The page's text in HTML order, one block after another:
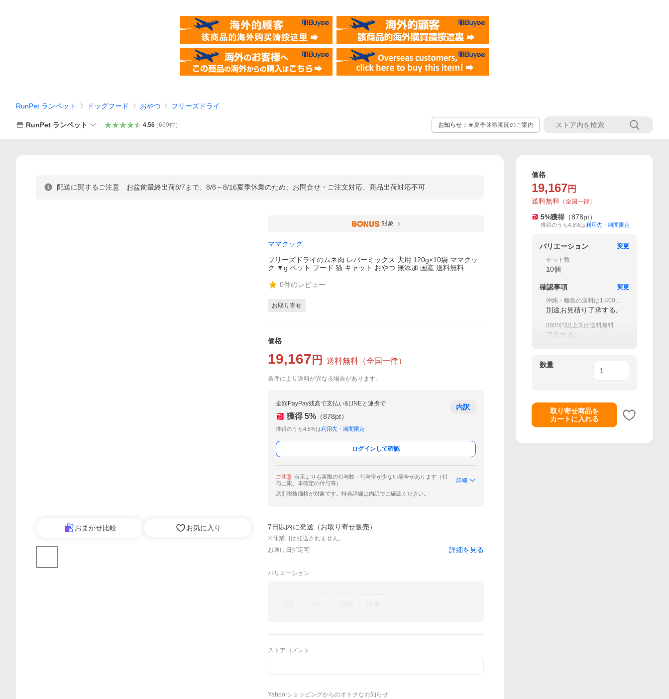
RunPet ランペット ドッグフード おやつ フリーズドライ
RunPet ランペット 4.56（669件） お知らせ： ★夏季休暇期間のご案内
配送に関するご注意 お盆前最終出荷8/7まで。8/8～8/16夏季休業のため、お問合せ・ご注文対応、商品出荷対応不可
おまかせ比較 お気に入り
対象
ママクック
フリーズドライのムネ肉 レバーミックス 犬用 120g×10袋 ママクッ
ク ▼g ペット フード 猫 キャット おやつ 無添加 国産 送料無料
0件のレビュー
お取り寄せ
価格
19,167 円 送料無料 （全国一律）
条件により送料が異なる場合があります。
全額PayPay残高で支払い&LINEと連携で
獲得 5% （878pt）
獲得のうち4.5%は利用先・期間限定
内訳
ログインして確認
ご注意 表示よりも実際の付与数・付与率が少ない場合があります（付
与上限、未確定の付与等）
詳細
原則税抜価格が対象です。特典詳細は内訳でご確認ください。
7日以内に発送（お取り寄せ販売）
※休業日は発送されません。
お届け日指定可
詳細を見る
バリエーション
ストアコメント
Yahoo!ショッピングからのオトクなお知らせ
価格
19,167 円
送料無料 （全国一律）
5%獲得 （878pt）
獲得のうち4.5%は利用先・期間限定
バリエーション
変更
セット数
10個
確認事項
変更
沖縄・離島の送料は1,400
円〜
別途お見積り了承する。
8800円以上又は送料無料品
注文の場合,北海道の送料は+
了承する。
数量
取り寄せ商品を
カートに入れる